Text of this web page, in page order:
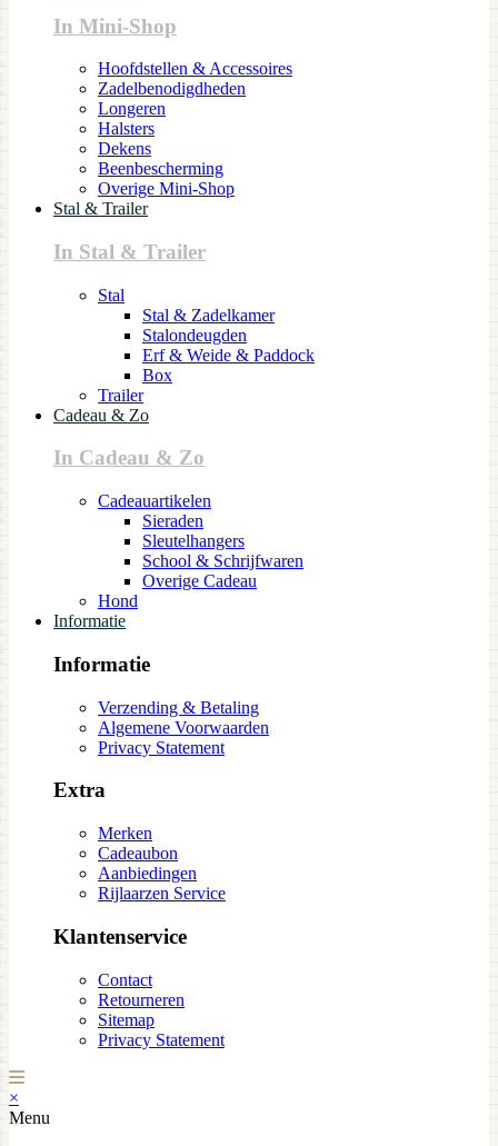
In Mini-Shop
Hoofdstellen & Accessoires
Zadelbenodigdheden
Longeren
Halsters
Dekens
Beenbescherming
Overige Mini-Shop
Stal & Trailer
In Stal & Trailer
Stal
Stal & Zadelkamer
Stalondeugden
Erf & Weide & Paddock
Box
Trailer
Cadeau & Zo
In Cadeau & Zo
Cadeauartikelen
Sieraden
Sleutelhangers
School & Schrijfwaren
Overige Cadeau
Hond
Informatie
Informatie
Verzending & Betaling
Algemene Voorwaarden
Privacy Statement
Extra
Merken
Cadeaubon
Aanbiedingen
Rijlaarzen Service
Klantenservice
Contact
Retourneren
Sitemap
Privacy Statement
×
Menu